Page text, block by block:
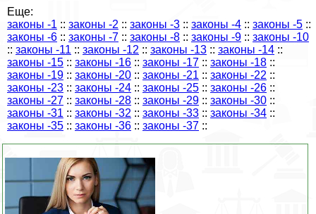
Еще:
законы -1 :: законы -2 :: законы -3 :: законы -4 :: законы -5 ::
законы -6 :: законы -7 :: законы -8 :: законы -9 :: законы -10
:: законы -11 :: законы -12 :: законы -13 :: законы -14 ::
законы -15 :: законы -16 :: законы -17 :: законы -18 ::
законы -19 :: законы -20 :: законы -21 :: законы -22 ::
законы -23 :: законы -24 :: законы -25 :: законы -26 ::
законы -27 :: законы -28 :: законы -29 :: законы -30 ::
законы -31 :: законы -32 :: законы -33 :: законы -34 ::
законы -35 :: законы -36 :: законы -37 ::